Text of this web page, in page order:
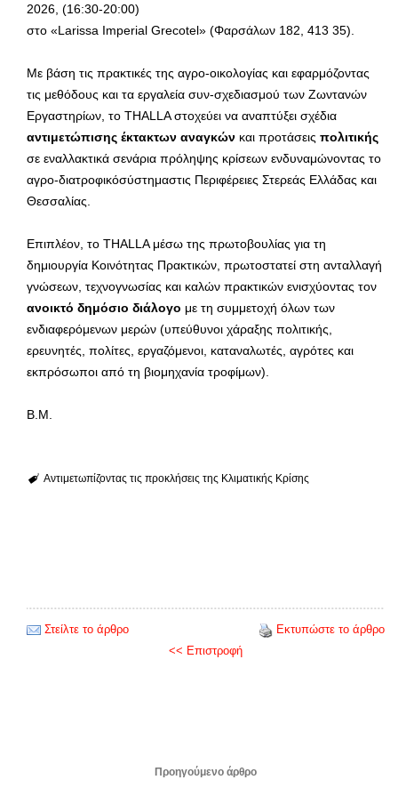
2026, (16:30-20:00)
στο «Larissa Imperial Grecotel» (Φαρσάλων 182, 413 35).
Με βάση τις πρακτικές της αγρο-οικολογίας και εφαρμόζοντας
τις μεθόδους και τα εργαλεία συν-σχεδιασμού των Ζωντανών
Εργαστηρίων, το THALLA στοχεύει να αναπτύξει σχέδια
αντιμετώπισης έκτακτων αναγκών και προτάσεις πολιτικής
σε εναλλακτικά σενάρια πρόληψης κρίσεων ενδυναμώνοντας το
αγρο-διατροφικόσύστημαστις Περιφέρειες Στερεάς Ελλάδας και
Θεσσαλίας.
Επιπλέον, το THALLA μέσω της πρωτοβουλίας για τη
δημιουργία Κοινότητας Πρακτικών, πρωτοστατεί στη ανταλλαγή
γνώσεων, τεχνογνωσίας και καλών πρακτικών ενισχύοντας τον
ανοικτό δημόσιο διάλογο με τη συμμετοχή όλων των
ενδιαφερόμενων μερών (υπεύθυνοι χάραξης πολιτικής,
ερευνητές, πολίτες, εργαζόμενοι, καταναλωτές, αγρότες και
εκπρόσωποι από τη βιομηχανία τροφίμων).
Β.Μ.
Αντιμετωπίζοντας τις προκλήσεις της Κλιματικής Κρίσης
Στείλτε το άρθρο
Εκτυπώστε το άρθρο
<< Επιστροφή
Προηγούμενο άρθρο